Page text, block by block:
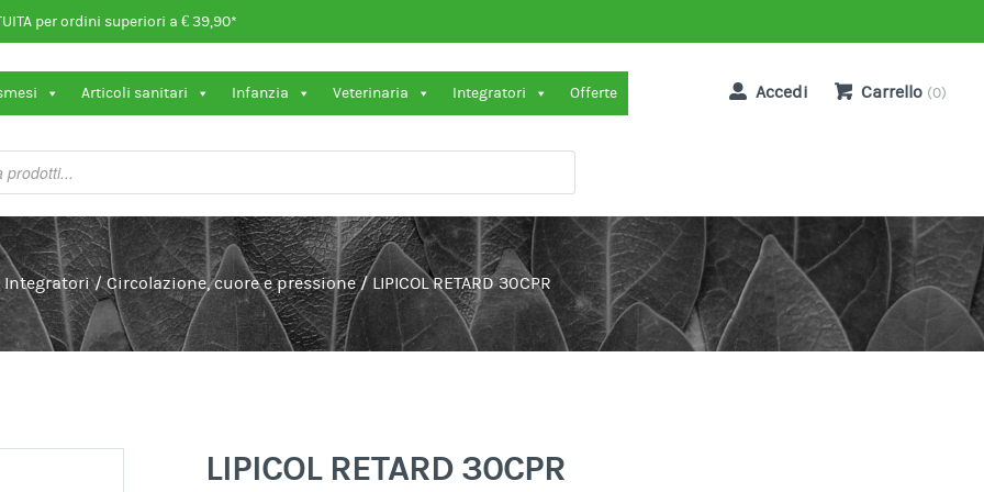
per ordini superiori a € 39,90*
Articoli sanitari Infanzia Veterinaria Integratori Offerte Accedi Carrello (0)
Integratori /Circolazione, cuore e pressione / LIPICOL RETARD 30CPR
LIPICOL RETARD 30CPR